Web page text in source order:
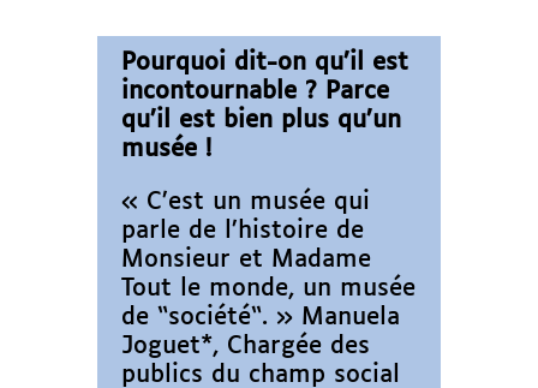
Pourquoi dit-on qu’il est
incontournable ? Parce
qu’il est bien plus qu’un
musée !
« C’est un musée qui
parle de l’histoire de
Monsieur et Madame
Tout le monde, un musée
de “société“. » Manuela
Joguet*, Chargée des
publics du champ social